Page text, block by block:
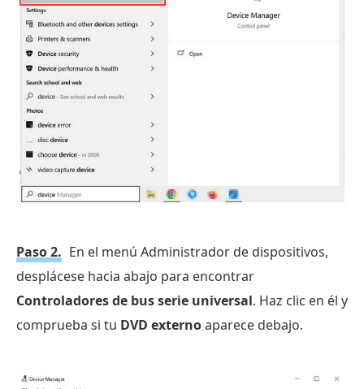
Paso 2. En el menú Administrador de dispositivos,
desplácese hacia abajo para encontrar
Controladores de bus serie universal. Haz clic en él y
comprueba si tu DVD externoaparece debajo.